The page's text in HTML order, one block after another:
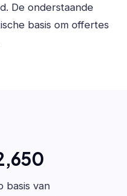
De onderstaande
basis om offertes
basis van